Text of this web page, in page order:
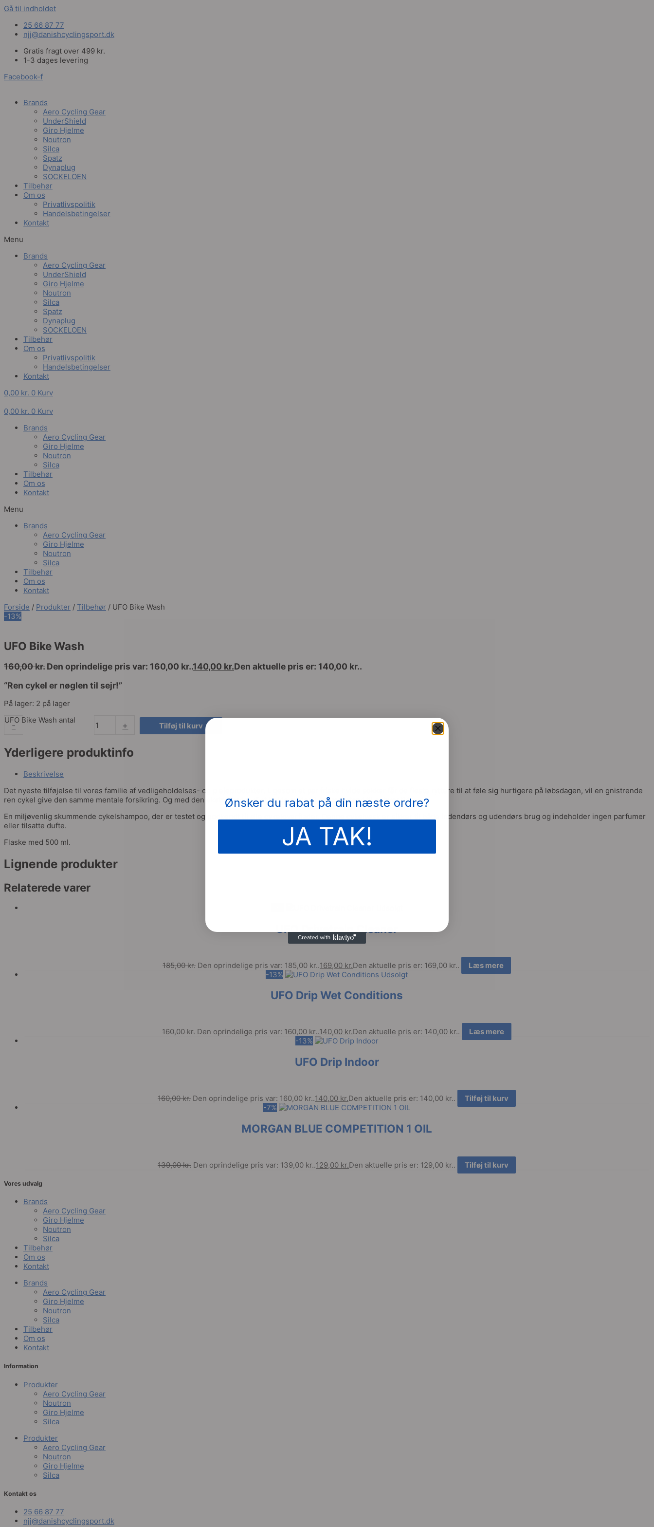
Gå til indholdet
25 66 87 77
njj@danishcyclingsport.dk
Gratis fragt over 499 kr.
1-3 dages levering
Facebook-f
Brands
Aero Cycling Gear
UnderShield
Giro Hjelme
Noutron
Silca
Spatz
Dynaplug
SOCKELOEN
Tilbehør
Om os
Privatlivspolitik
Handelsbetingelser
Kontakt
Menu
Brands
Aero Cycling Gear
UnderShield
Giro Hjelme
Noutron
Silca
Spatz
Dynaplug
SOCKELOEN
Tilbehør
Om os
Privatlivspolitik
Handelsbetingelser
Kontakt
0,00 kr. 0 Kurv
0,00 kr. 0 Kurv
Brands
Aero Cycling Gear
Giro Hjelme
Noutron
Silca
Tilbehør
Om os
Kontakt
Menu
Brands
Aero Cycling Gear
Giro Hjelme
Noutron
Silca
Tilbehør
Om os
Kontakt
Forside / Produkter / Tilbehør / UFO Bike Wash
-13%
UFO Bike Wash
160,00kr. Den oprindelige pris var: 160,00 kr..140,00 kr.Den aktuelle pris er: 140,00 kr..
“Ren cykel er nøglen til sejr!”
På lager: 2 på lager
-
UFO Bike Wash antal + Tilføj til kurv
Yderligere produktinfo
Beskrivelse
Det nyeste tilføjelse til vores familie af vedligeholdelses- og plejeprodukter. Ligesom et par friske hvide sokker får de fleste ryttere til at føle sig hurtigere på løbsdagen, vil en gnistrende
ren cykel give den samme mentale forsikring. Og med den ekstra fordel af at holde cyklen i optimal stand til enhver tid.
En miljøvenlig skummende cykelshampoo, der er testet og godkendt til alle cykeloverflader. Denne cykelvask er sikker til både indendørs og udendørs brug og indeholder ingen parfumer
eller tilsatte dufte.
Flaske med 500 ml.
Lignende produkter
Relaterede varer
UFO Drivetrain Cleaner
185,00kr. Den oprindelige pris var: 185,00 kr..169,00 kr.Den aktuelle pris er: 169,00 kr..
Læs mere
-13%
Udsolgt
UFO Drip Wet Conditions
160,00kr. Den oprindelige pris var: 160,00 kr..140,00 kr.Den aktuelle pris er: 140,00 kr..
Læs mere
-13%
UFO Drip Indoor
160,00kr. Den oprindelige pris var: 160,00 kr..140,00 kr.Den aktuelle pris er: 140,00 kr..
Tilføj til kurv
-7%
MORGAN BLUE COMPETITION 1 OIL
139,00kr. Den oprindelige pris var: 139,00 kr..129,00 kr.Den aktuelle pris er: 129,00 kr.. Tilføj til kurv
Vores udvalg
Brands
Aero Cycling Gear
Giro Hjelme
Noutron
Silca
Tilbehør
Om os
Kontakt
Brands
Aero Cycling Gear
Giro Hjelme
Noutron
Silca
Tilbehør
Om os
Kontakt
Information
Produkter
Aero Cycling Gear
Noutron
Giro Hjelme
Silca
Produkter
Aero Cycling Gear
Noutron
Giro Hjelme
Silca
Kontakt os
25 66 87 77
njj@danishcyclingsport.dk
Ønsker du rabat på din næste ordre?
JA TAK!